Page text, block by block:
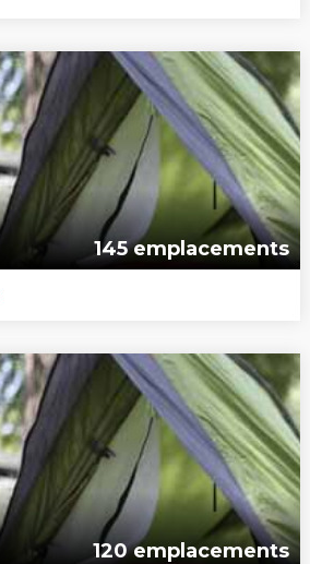
145 emplacements
120 emplacements